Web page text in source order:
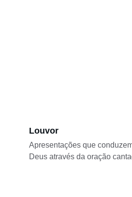
Louvor
Apresentações que
Deus através da oração